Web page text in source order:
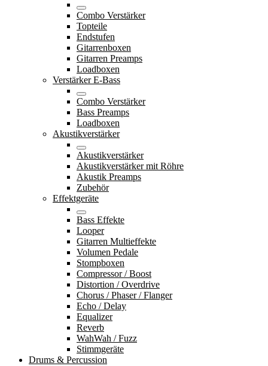
Combo Verstärker
Topteile
Endstufen
Gitarrenboxen
Gitarren Preamps
Loadboxen
Verstärker E-Bass
Combo Verstärker
Bass Preamps
Loadboxen
Akustikverstärker
Akustikverstärker
Akustikverstärker mit Röhre
Akustik Preamps
Zubehör
Effektgeräte
Bass Effekte
Looper
Gitarren Multieffekte
Volumen Pedale
Stompboxen
Compressor / Boost
Distortion / Overdrive
Chorus / Phaser / Flanger
Echo / Delay
Equalizer
Reverb
WahWah / Fuzz
Stimmgeräte
Drums & Percussion